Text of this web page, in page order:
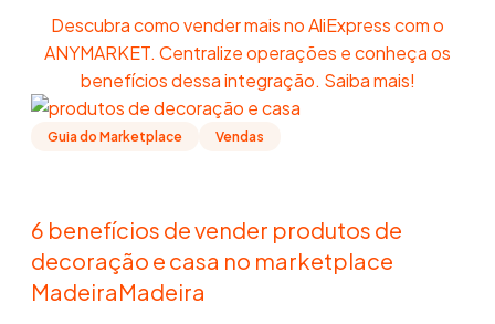
Descubra como vender mais no AliExpress com o
ANYMARKET. Centralize operações e conheça os
benefícios dessa integração. Saiba mais!
Guia do Marketplace Vendas
6 benefícios de vender produtos de
decoração e casa no marketplace
MadeiraMadeira